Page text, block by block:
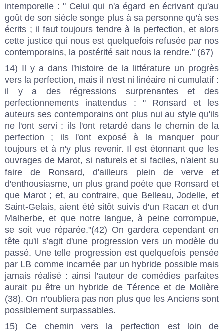
intemporelle : " Celui qui n'a égard en écrivant qu'au
goût de son siècle songe plus à sa personne qu'à ses
écrits ; il faut toujours tendre à la perfection, et alors
cette justice qui nous est quelquefois refusée par nos
contemporains, la postérité sait nous la rendre." (67)
14) Il y a dans l'histoire de la littérature un progrès
vers la perfection, mais il n'est ni linéaire ni cumulatif :
il y a des régressions surprenantes et des
perfectionnements inattendus : " Ronsard et les
auteurs ses contemporains ont plus nui au style qu'ils
ne l'ont servi : ils l'ont retardé dans le chemin de la
perfection ; ils l'ont exposé à la manquer pour
toujours et à n'y plus revenir. Il est étonnant que les
ouvrages de Marot, si naturels et si faciles, n'aient su
faire de Ronsard, d'ailleurs plein de verve et
d'enthousiasme, un plus grand poète que Ronsard et
que Marot ; et, au contraire, que Belleau, Jodelle, et
Saint-Gelais, aient été sitôt suivis d'un Racan et d'un
Malherbe, et que notre langue, à peine corrompue,
se soit vue réparée."(42) On gardera cependant en
tête qu'il s'agit d'une progression vers un modèle du
passé. Une telle progression est quelquefois pensée
par LB comme incarnée par un hybride possible mais
jamais réalisé : ainsi l'auteur de comédies parfaites
aurait pu être un hybride de Térence et de Molière
(38). On n'oubliera pas non plus que les Anciens sont
possiblement surpassables.
15) Ce chemin vers la perfection est loin de